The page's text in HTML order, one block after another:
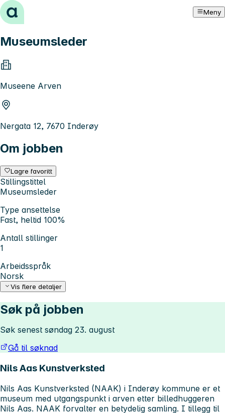
Hopp til innhold Meny
Museumsleder
Museene Arven
Nergata 12, 7670 Inderøy
Om jobben
Lagre favoritt
Stillingstittel
Museumsleder
Type ansettelse
Fast, heltid 100%
Antall stillinger
1
Arbeidsspråk
Norsk
Vis flere detaljer
Søk på jobben
Søk senest søndag 23. august
Gå til søknad
Nils Aas Kunstverksted
Nils Aas Kunstverksted (NAAK) i Inderøy kommune er et
museum med utgangspunkt i arven etter billedhuggeren
Nils Aas. NAAK forvalter en betydelig samling. I tillegg til